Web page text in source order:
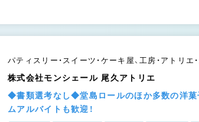
パティスリー・スイーツ・ケーキ屋、工房・アトリ
株式会社モンシェール 尾久アトリエ
◆書類選考なし◆堂島ロールのほか多数の洋菓
ムアルバイトも歓迎！